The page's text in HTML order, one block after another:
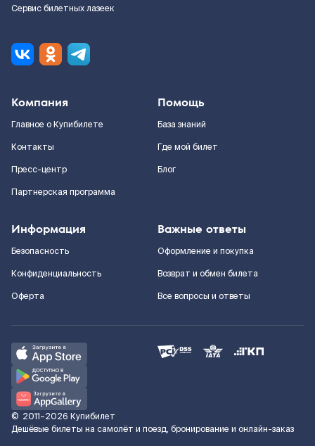
Сервис билетных лазеек
Компания
Главное о Купибилете
Контакты
Пресс-центр
Партнерская программа
Помощь
База знаний
Где мой билет
Блог
Информация
Безопасность
Конфиденциальность
Оферта
Важные ответы
Оформление и покупка
Возврат и обмен билета
Все вопросы и ответы
© 2011–2026 Купибилет
Дешёвые билеты на самолёт и поезд, бронирование и онлайн-заказ